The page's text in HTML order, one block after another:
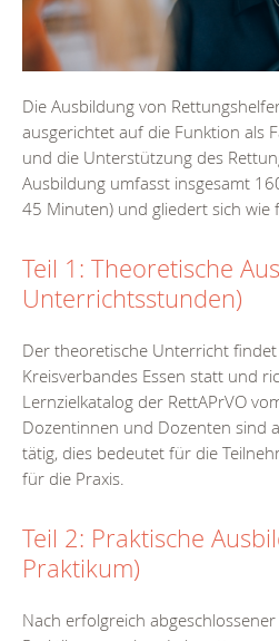
Die Ausbildung von
ausgerichtet auf die Funktion als
und die Unterstützung des
Ausbildung umfasst insgesamt
45 Minuten) und gliedert sich wie
Teil 1: Theoretische
Unterrichtsstunden)
Der theoretische Unterricht
Kreisverbandes Essen statt und
Lernzielkatalog der RettAPrVO
Dozentinnen und Dozenten sind
tätig, dies bedeutet für die
für die Praxis.
Teil 2: Praktische
Praktikum)
Nach erfolgreich